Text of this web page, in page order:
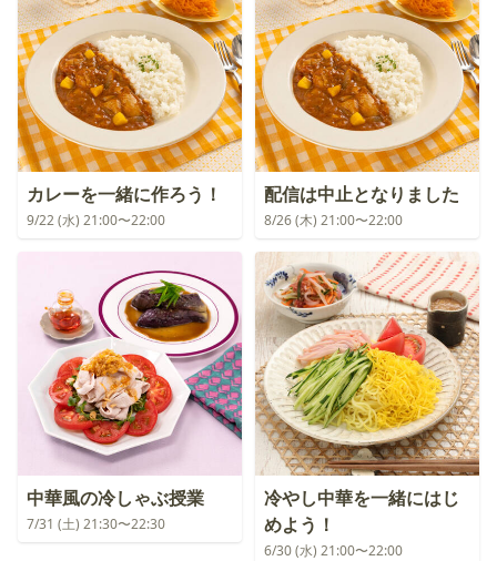
カレーを一緒に作ろう！
9/22 (水) 21:00〜22:00
配信は中止となりました
8/26 (木) 21:00〜22:00
中華風の冷しゃぶ授業
7/31 (土) 21:30〜22:30
冷やし中華を一緒にはじ
めよう！
6/30 (水) 21:00〜22:00